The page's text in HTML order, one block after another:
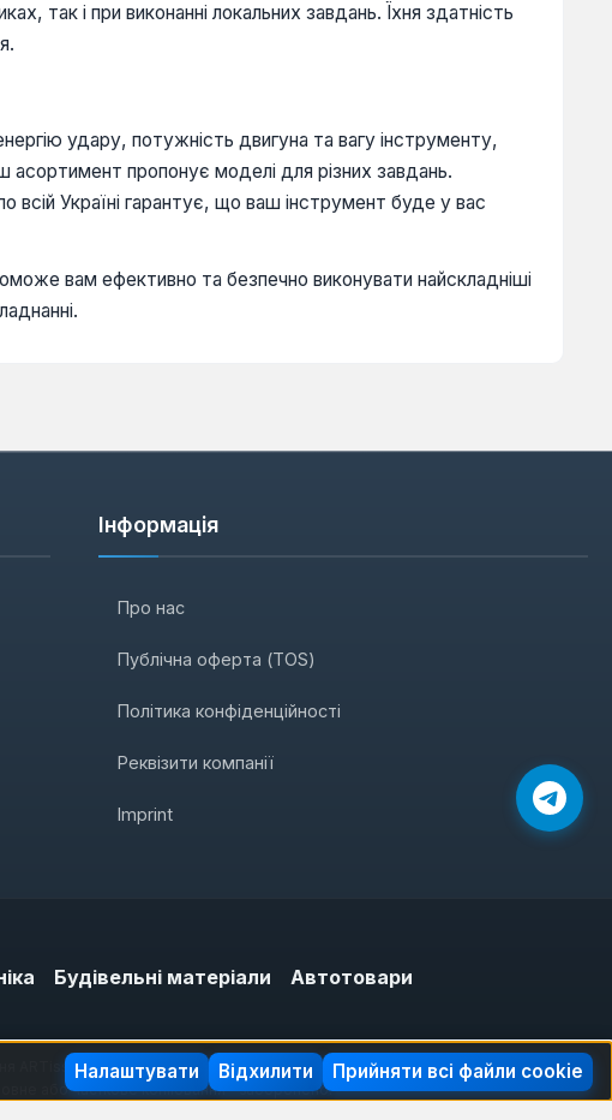
так і при виконанні локальних завдань. Їхня здатність
удару, потужність двигуна та вагу інструменту,
асортимент пропонує моделі для різних завдань.
всій Україні гарантує, що ваш інструмент буде у вас
вам ефективно та безпечно виконувати найскладніші
Інформація
Про нас
Публічна оферта (TOS)
Політика конфіденційності
Реквізити компанії
Imprint
Будівельні матеріали Автотовари
ARTiss.
або часткове копіювання – заборонено.
Відхилити
Налаштувати Прийняти всі файли cookie